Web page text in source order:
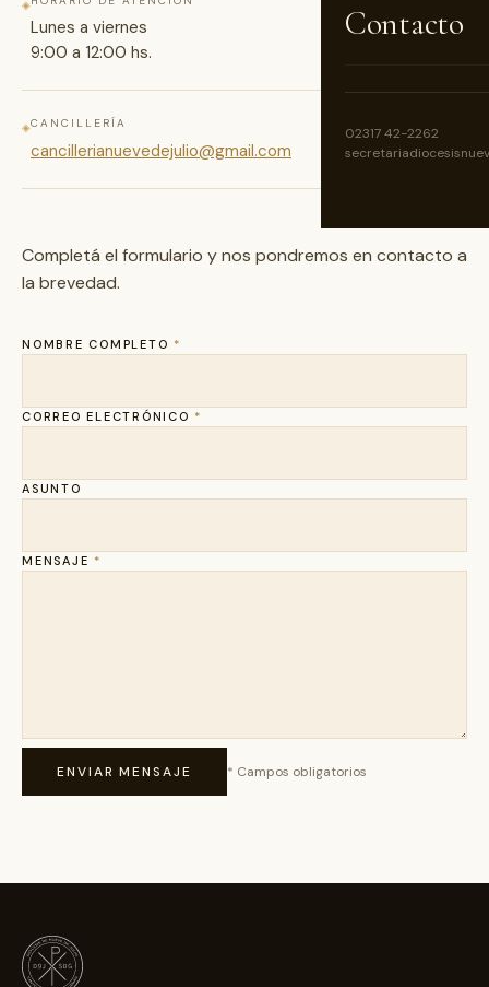
Contacto
02317 42-2262
◈
Lunes a viernes
9:00 a 12:00 hs.
◈CANCILLERÍA
cancillerianuevedejulio@gmail.com
Completá el formulario y nos pondremos en contacto a
la brevedad.
NOMBRE COMPLETO *
CORREO ELECTRÓNICO *
ASUNTO
MENSAJE *
ENVIAR MENSAJE * Campos obligatorios